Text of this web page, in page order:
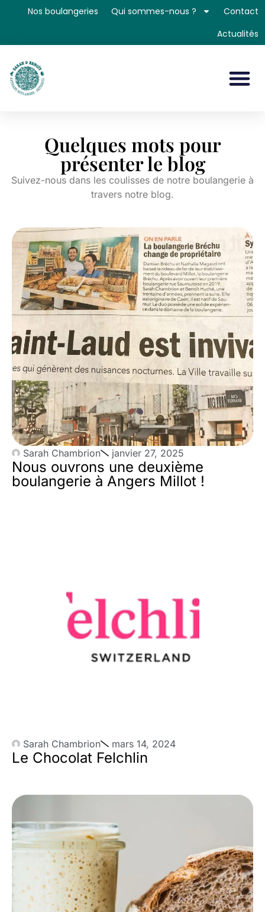
Nos boulangeries Qui sommes-nous ?
Contact
Actualités
Quelques mots pour
présenter le blog
Suivez-nous dans les coulisses de notre boulangerie à
travers notre blog.
Sarah Chambrion janvier 27, 2025
Nous ouvrons une deuxième
boulangerie à Angers Millot !
Sarah Chambrion mars 14, 2024
Le Chocolat Felchlin